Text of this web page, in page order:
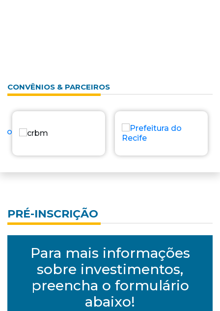
CONVÊNIOS & PARCEIROS
PRÉ-INSCRIÇÃO
Para mais informações
sobre investimentos,
preencha o formulário
abaixo!